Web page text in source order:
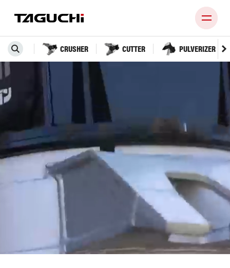
PRODUCT
COMPANY
SUPPORT
RECRUIT
CONTACT
CRUSHER CUTTER PULVERIZER